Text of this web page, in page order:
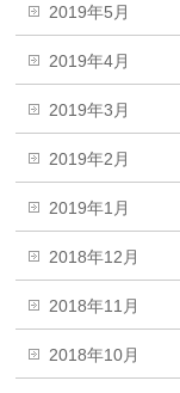
2019年5月
2019年4月
2019年3月
2019年2月
2019年1月
2018年12月
2018年11月
2018年10月